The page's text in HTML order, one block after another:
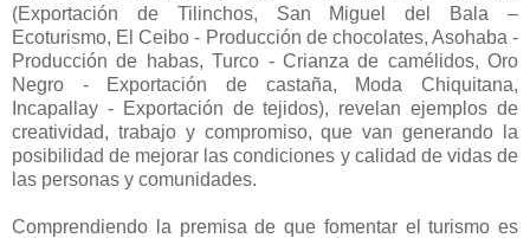
(Exportación de Tilinchos, San Miguel del Bala –
Ecoturismo, El Ceibo - Producción de chocolates, Asohaba -
Producción de habas, Turco - Crianza de camélidos, Oro
Negro - Exportación de castaña, Moda Chiquitana,
Incapallay - Exportación de tejidos), revelan ejemplos de
creatividad, trabajo y compromiso, que van generando la
posibilidad de mejorar las condiciones y calidad de vidas de
las personas y comunidades.
Comprendiendo la premisa de que fomentar el turismo es